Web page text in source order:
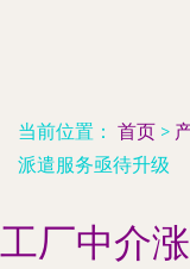
当前位置： 首页 >
派遣服务亟待升级
工厂中介